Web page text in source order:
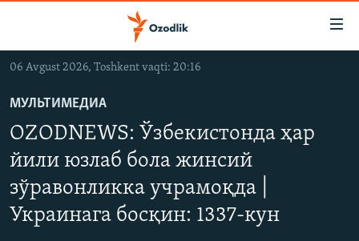
Асосий
ўтинг
Қидиришга
ўтинг
OZODVIDEO
OZODARXIV
На русском
ИЖТИМОИЙ ТАРМОҚЛАР
06 Avgust 2026, Toshkent vaqti: 20:16
МУЛЬТИМЕДИА
OZODNEWS: Ўзбекистонда ҳар
йили юзлаб бола жинсий
зўравонликка учрамоқда |
Украинага босқин: 1337-кун